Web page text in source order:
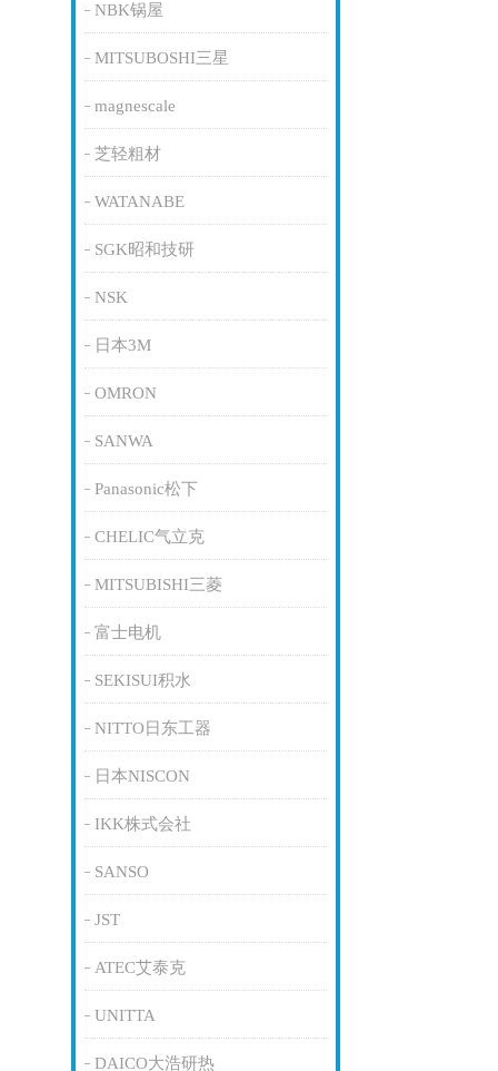
NBK锅屋
MITSUBOSHI三星
magnescale
芝轻粗材
WATANABE
SGK昭和技研
NSK
日本3M
OMRON
SANWA
Panasonic松下
CHELIC气立克
MITSUBISHI三菱
富士电机
SEKISUI积水
NITTO日东工器
日本NISCON
IKK株式会社
SANSO
JST
ATEC艾泰克
UNITTA
DAICO大浩研热